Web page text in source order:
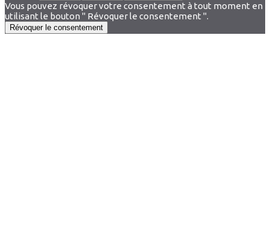
Vous pouvez révoquer votre consentement à tout moment en
utilisant le bouton " Révoquer le consentement ".
Révoquer le consentement